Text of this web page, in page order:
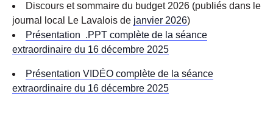
Discours et sommaire du budget 2026 (publiés dans le
journal local Le Lavalois de janvier 2026)
Présentation .PPT complète de la séance
extraordinaire du 16 décembre 2025
Présentation VIDÉO complète de la séance
extraordinaire du 16 décembre 2025